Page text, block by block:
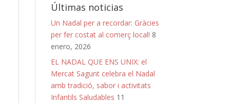
Últimas noticias
Un Nadal per a recordar: Gràcies
per fer costat al comerç local! 8
enero, 2026
EL NADAL QUE ENS UNIX: el
Mercat Sagunt celebra el Nadal
amb tradició, sabor i activitats
Infantils Saludables 11